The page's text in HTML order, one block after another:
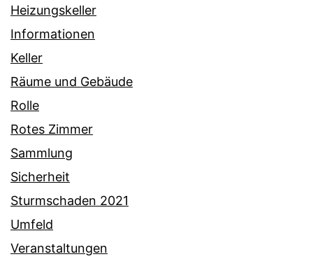
Heizungskeller
Informationen
Keller
Räume und Gebäude
Rolle
Rotes Zimmer
Sammlung
Sicherheit
Sturmschaden 2021
Umfeld
Veranstaltungen